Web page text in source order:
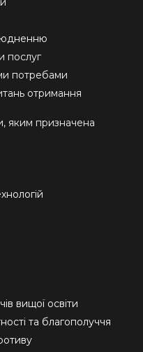
послуг
потребами
отримання
яким призначена
вищої освіти
та благополуччя